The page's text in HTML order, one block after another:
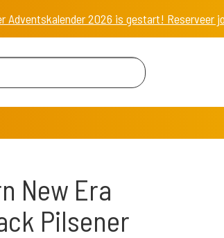
Adventskalender 2026 is gestart! Reserveer
New Era
Pilsener